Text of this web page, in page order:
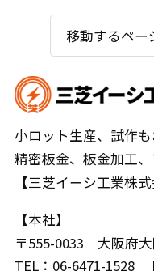
小ロット生産、試作も
精密板金、板金加工
【三芝イーシ工業株式
【本社】
〒555-0033 大阪府
TEL： 06-6471-1528